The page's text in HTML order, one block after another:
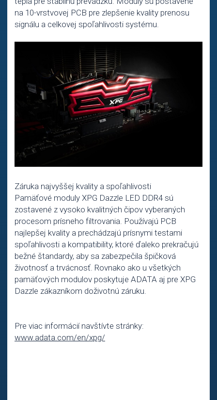
na 10-vrstvovej PCB pre zlepšenie kvality prenosu
signálu a celkovej spoľahlivosti systému.
Záruka najvyššej kvality a spoľahlivosti
Pamäťové moduly XPG Dazzle LED DDR4 sú
zostavené z vysoko kvalitných čipov vyberaných
procesom prísneho filtrovania. Používajú PCB
najlepšej kvality a prechádzajú prísnymi testami
spoľahlivosti a kompatibility, ktoré ďaleko prekračujú
bežné štandardy, aby sa zabezpečila špičková
životnosť a trvácnosť. Rovnako ako u všetkých
pamäťových modulov poskytuje ADATA aj pre XPG
Dazzle zákazníkom doživotnú záruku.
Pre viac informácií navštívte stránky:
www.adata.com/en/xpg/